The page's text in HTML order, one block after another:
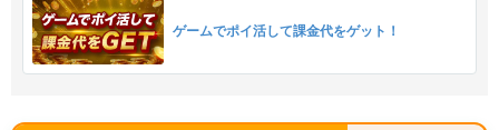
ゲームでポイ活して課金代をゲット！